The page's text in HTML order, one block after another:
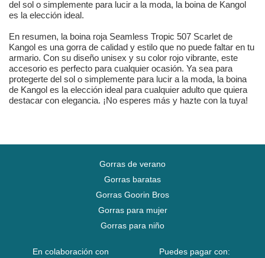
del sol o simplemente para lucir a la moda, la boina de Kangol
es la elección ideal.
En resumen, la boina roja Seamless Tropic 507 Scarlet de
Kangol es una gorra de calidad y estilo que no puede faltar en tu
armario. Con su diseño unisex y su color rojo vibrante, este
accesorio es perfecto para cualquier ocasión. Ya sea para
protegerte del sol o simplemente para lucir a la moda, la boina
de Kangol es la elección ideal para cualquier adulto que quiera
destacar con elegancia. ¡No esperes más y hazte con la tuya!
Gorras de verano
Gorras baratas
Gorras Goorin Bros
Gorras para mujer
Gorras para niño
En colaboración con
Puedes pagar con: